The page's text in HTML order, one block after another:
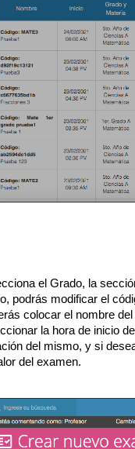
el Grado, la
podrás modificar el
colocar el nombre
la hora de inicio
del mismo, y si
del examen.